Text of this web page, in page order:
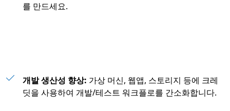
를 만드세요.
개발 생산성 향상: 가상 머신, 웹앱, 스토리지 등에 크레
딧을 사용하여 개발/테스트 워크플로를 간소화합니다.